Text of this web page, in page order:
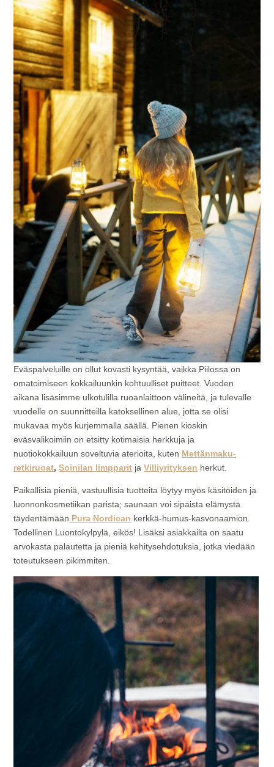
Eväspalveluille on ollut kovasti kysyntää, vaikka Piilossa on
omatoimiseen kokkailuunkin kohtuulliset puitteet. Vuoden
aikana lisäsimme ulkotulilla ruoanlaittoon välineitä, ja tulevalle
vuodelle on suunnitteilla katoksellinen alue, jotta se olisi
mukavaa myös kurjemmalla säällä. Pienen kioskin
eväsvalikoimiin on etsitty kotimaisia herkkuja ja
nuotiokokkailuun soveltuvia aterioita, kuten Mettänmaku-
retkiruoat,Soinilan limpparit jaVilliyrityksen herkut.
Paikallisia pieniä, vastuullisia tuotteita löytyy myös käsitöiden ja
luonnonkosmetiikan parista; saunaan voi sipaista elämystä
täydentämään Pura Nordican kerkkä-humus-kasvonaamion.
Todellinen Luontokylpylä, eikös! Lisäksi asiakkailta on saatu
arvokasta palautetta ja pieniä kehitysehdotuksia, jotka viedään
toteutukseen pikimmiten.